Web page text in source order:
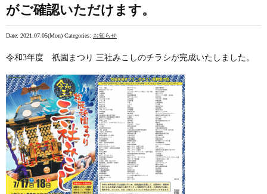
がご確認いただけます。
Date: 2021.07.05(Mon) Categories: お知らせ
令和3年度 祇園まつり 三社みこしのチラシが完成いたしました。